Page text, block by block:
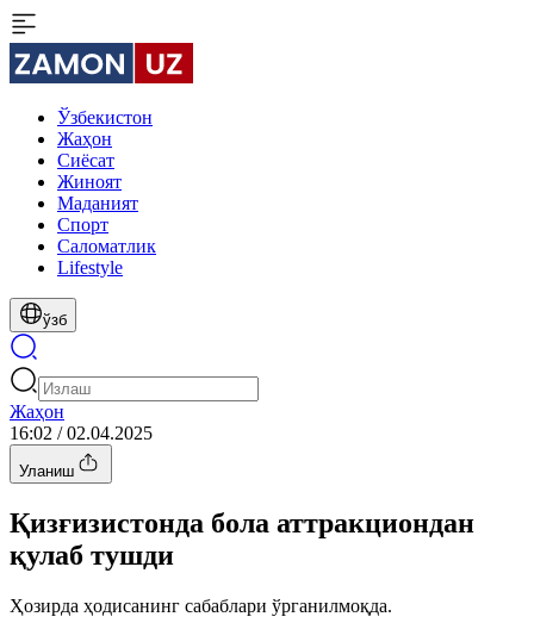
Ўзбекистон
Жаҳон
Сиёсат
Жиноят
Маданият
Спорт
Cаломатлик
Lifestyle
ўзб
Жаҳон
16:02 / 02.04.2025
Уланиш
Қизғизистонда бола аттракциондан
қулаб тушди
Ҳозирда ҳодисанинг сабаблари ўрганилмоқда.